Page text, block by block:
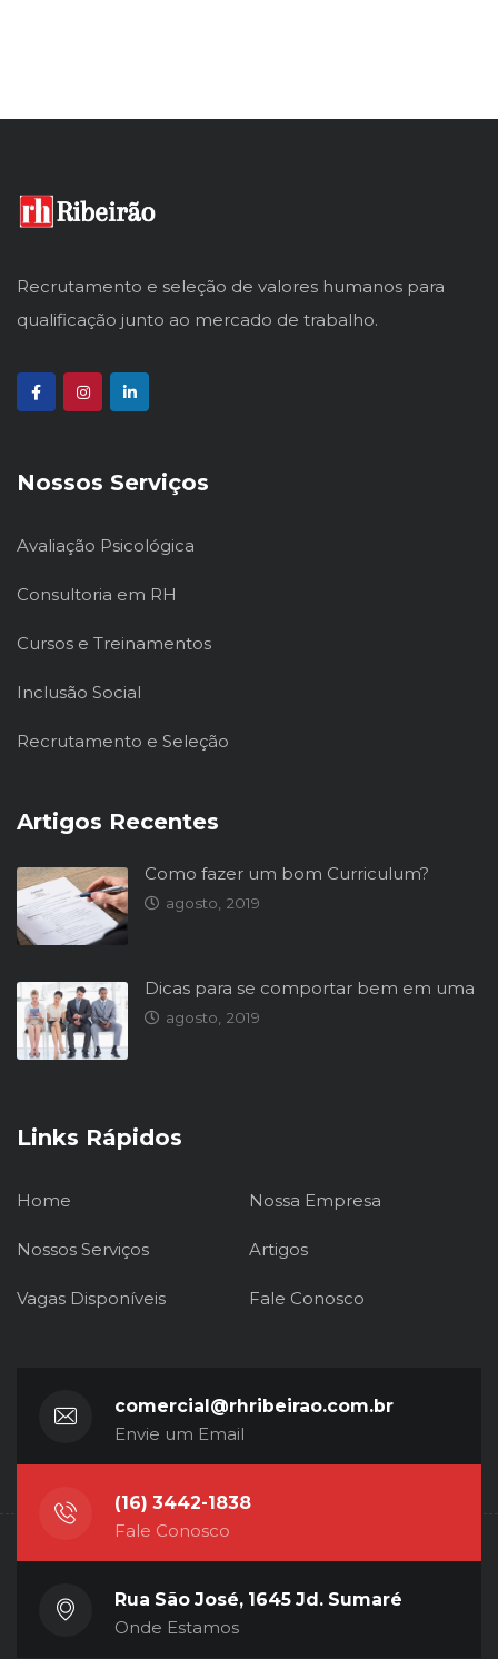
Recrutamento e seleção de valores humanos para
qualificação junto ao mercado de trabalho.
Nossos Serviços
Avaliação Psicológica
Consultoria em RH
Cursos e Treinamentos
Inclusão Social
Recrutamento e Seleção
Artigos Recentes
Como fazer um bom Curriculum?
agosto, 2019
Dicas para se comportar bem em uma
agosto, 2019
Links Rápidos
Home Nossa Empresa
Nossos Serviços Artigos
Vagas Disponíveis Fale Conosco
comercial@rhribeirao.com.br
Envie um Email
(16) 3442-1838
Fale Conosco
Rua São José, 1645 Jd. Sumaré
Onde Estamos